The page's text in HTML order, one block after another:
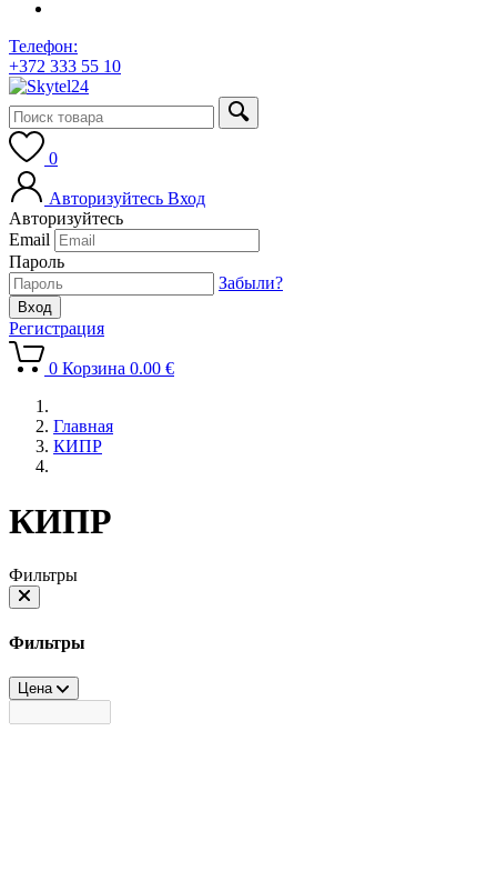
Телефон:
+372 333 55 10
0
Авторизуйтесь Вход
Авторизуйтесь
Email
Пароль
Забыли?
Регистрация
0 Корзина 0.00 €
Главная
КИПР
КИПР
Фильтры
Фильтры
Цена